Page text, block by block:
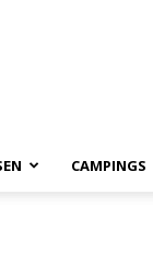
CAMPINGS